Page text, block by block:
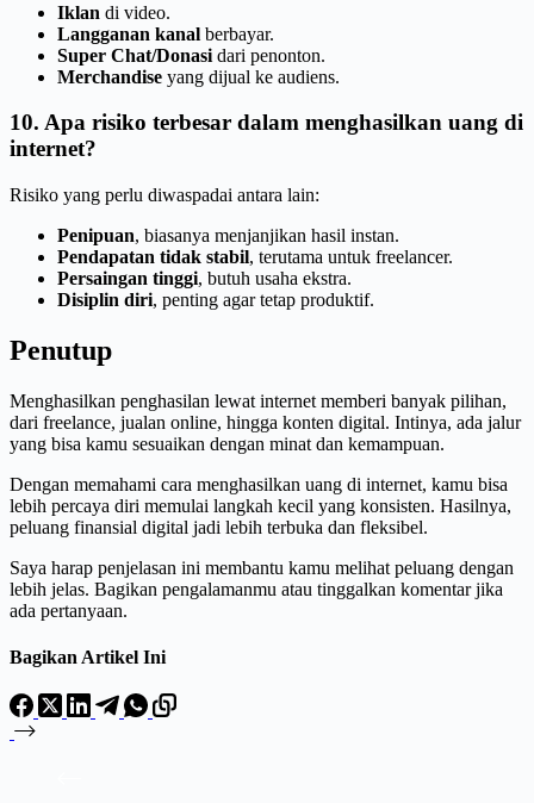
Iklan di video.
Langganan kanal berbayar.
Super Chat/Donasi dari penonton.
Merchandise yang dijual ke audiens.
10. Apa risiko terbesar dalam menghasilkan uang di
internet?
Risiko yang perlu diwaspadai antara lain:
Penipuan, biasanya menjanjikan hasil instan.
Pendapatan tidak stabil, terutama untuk freelancer.
Persaingan tinggi, butuh usaha ekstra.
Disiplin diri, penting agar tetap produktif.
Penutup
Menghasilkan penghasilan lewat internet memberi banyak pilihan,
dari freelance, jualan online, hingga konten digital. Intinya, ada jalur
yang bisa kamu sesuaikan dengan minat dan kemampuan.
Dengan memahami cara menghasilkan uang di internet, kamu bisa
lebih percaya diri memulai langkah kecil yang konsisten. Hasilnya,
peluang finansial digital jadi lebih terbuka dan fleksibel.
Saya harap penjelasan ini membantu kamu melihat peluang dengan
lebih jelas. Bagikan pengalamanmu atau tinggalkan komentar jika
ada pertanyaan.
Bagikan Artikel Ini